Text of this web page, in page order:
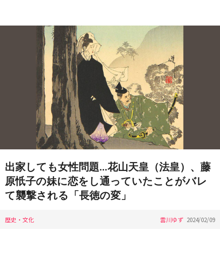
出家しても女性問題…花山天皇（法皇）、藤
原忯子の妹に恋をし通っていたことがバレ
て襲撃される「長徳の変」
歴史・文化 雲川ゆず 2024/02/09